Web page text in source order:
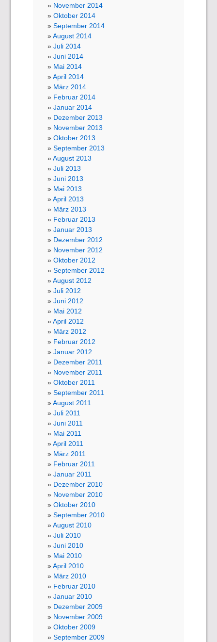
November 2014
Oktober 2014
September 2014
August 2014
Juli 2014
Juni 2014
Mai 2014
April 2014
März 2014
Februar 2014
Januar 2014
Dezember 2013
November 2013
Oktober 2013
September 2013
August 2013
Juli 2013
Juni 2013
Mai 2013
April 2013
März 2013
Februar 2013
Januar 2013
Dezember 2012
November 2012
Oktober 2012
September 2012
August 2012
Juli 2012
Juni 2012
Mai 2012
April 2012
März 2012
Februar 2012
Januar 2012
Dezember 2011
November 2011
Oktober 2011
September 2011
August 2011
Juli 2011
Juni 2011
Mai 2011
April 2011
März 2011
Februar 2011
Januar 2011
Dezember 2010
November 2010
Oktober 2010
September 2010
August 2010
Juli 2010
Juni 2010
Mai 2010
April 2010
März 2010
Februar 2010
Januar 2010
Dezember 2009
November 2009
Oktober 2009
September 2009